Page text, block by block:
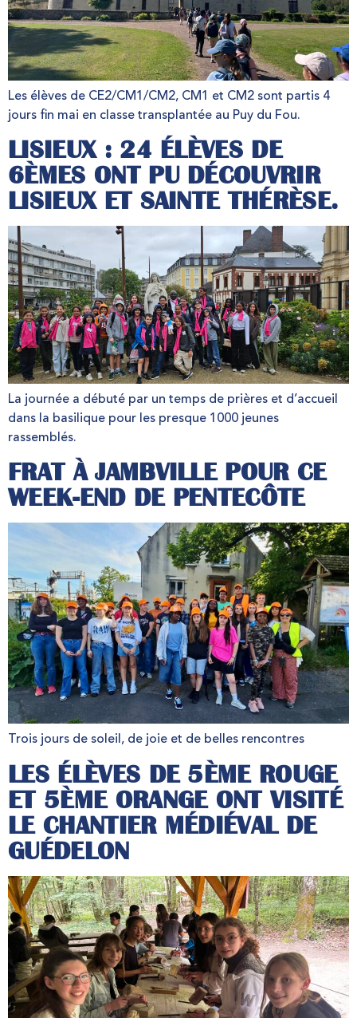
Les élèves de CE2/CM1/CM2, CM1 et CM2 sont partis 4
jours fin mai en classe transplantée au Puy du Fou.
LISIEUX : 24 ÉLÈVES DE
6ÈMES ONT PU DÉCOUVRIR
LISIEUX ET SAINTE THÉRÈSE.
La journée a débuté par un temps de prières et d’accueil
dans la basilique pour les presque 1000 jeunes
rassemblés.
FRAT À JAMBVILLE POUR CE
WEEK-END DE PENTECÔTE
Trois jours de soleil, de joie et de belles rencontres
LES ÉLÈVES DE 5ÈME ROUGE
ET 5ÈME ORANGE ONT VISITÉ
LE CHANTIER MÉDIÉVAL DE
GUÉDELON